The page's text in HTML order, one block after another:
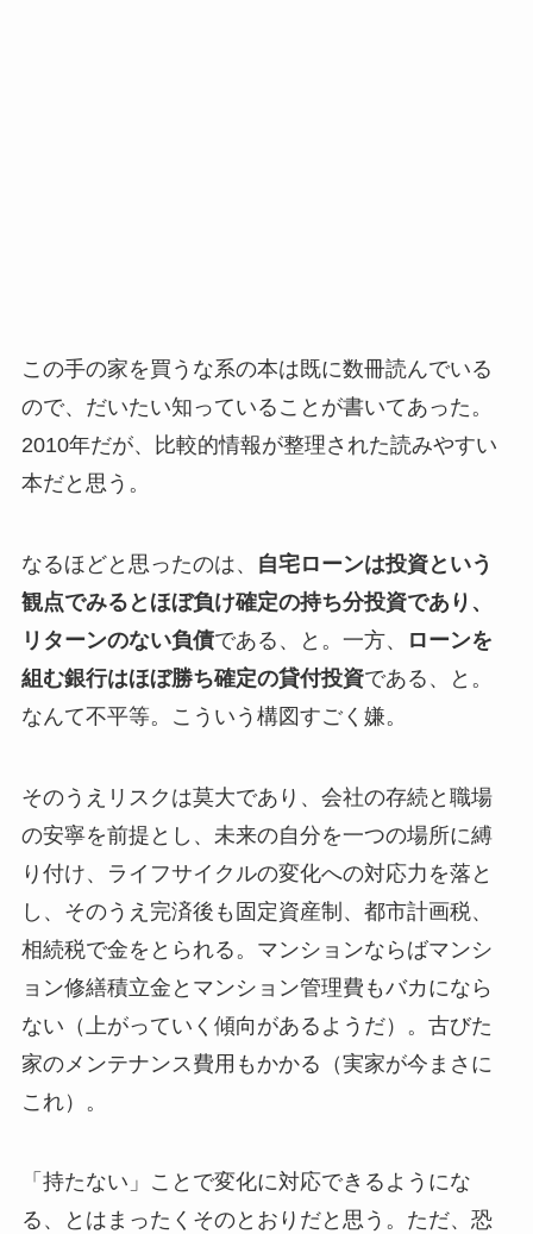
この手の家を買うな系の本は既に数冊読んでいる
ので、だいたい知っていることが書いてあった。
2010年だが、比較的情報が整理された読みやすい
本だと思う。
なるほどと思ったのは、
自宅ローンは投資という
観点でみるとほぼ負け確定の持ち分投資であり、
リターンのない負債である、と。一方、
ローンを
組む銀行はほぼ勝ち確定の貸付投資である、と。
なんて不平等。こういう構図すごく嫌。
そのうえリスクは莫大であり、会社の存続と職場
の安寧を前提とし、未来の自分を一つの場所に縛
り付け、ライフサイクルの変化への対応力を落と
し、そのうえ完済後も固定資産制、都市計画税、
相続税で金をとられる。マンションならばマンシ
ョン修繕積立金とマンション管理費もバカになら
ない（上がっていく傾向があるようだ）。古びた
家のメンテナンス費用もかかる（実家が今まさに
これ）。
「持たない」ことで変化に対応できるようにな
る、とはまったくそのとおりだと思う。ただ、恐